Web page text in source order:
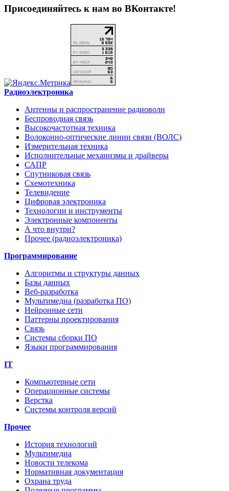
Присоединяйтесь к нам во ВКонтакте!
Радиоэлектроника
Антенны и распространение радиоволн
Беспроводная связь
Высокочастотная техника
Волоконно-оптические линии связи (ВОЛС)
Измерительная техника
Исполнительные механизмы и драйверы
САПР
Спутниковая связь
Схемотехника
Телевидение
Цифровая электроника
Технологии и инструменты
Электронные компоненты
А что внутри?
Прочее (радиоэлектроника)
Программирование
Алгоритмы и структуры данных
Базы данных
Веб-разработка
Мультимедиа (разработка ПО)
Нейронные сети
Паттерны проектирования
Связь
Системы сборки ПО
Языки программирования
IT
Компьютерные сети
Операционные системы
Верстка
Системы контроля версий
Прочее
История технологий
Мультимедиа
Новости телекома
Нормативная документация
Охрана труда